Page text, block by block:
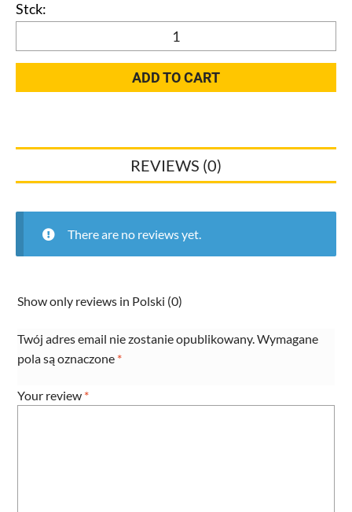
VIEGA
Profipress
22mm
292683
31008309
quantity
ADD TO CART
REVIEWS (0)
There are no reviews yet.
Show only reviews in Polski (0)
Twój adres email nie zostanie opublikowany. Wymagane
pola są oznaczone *
Your review *